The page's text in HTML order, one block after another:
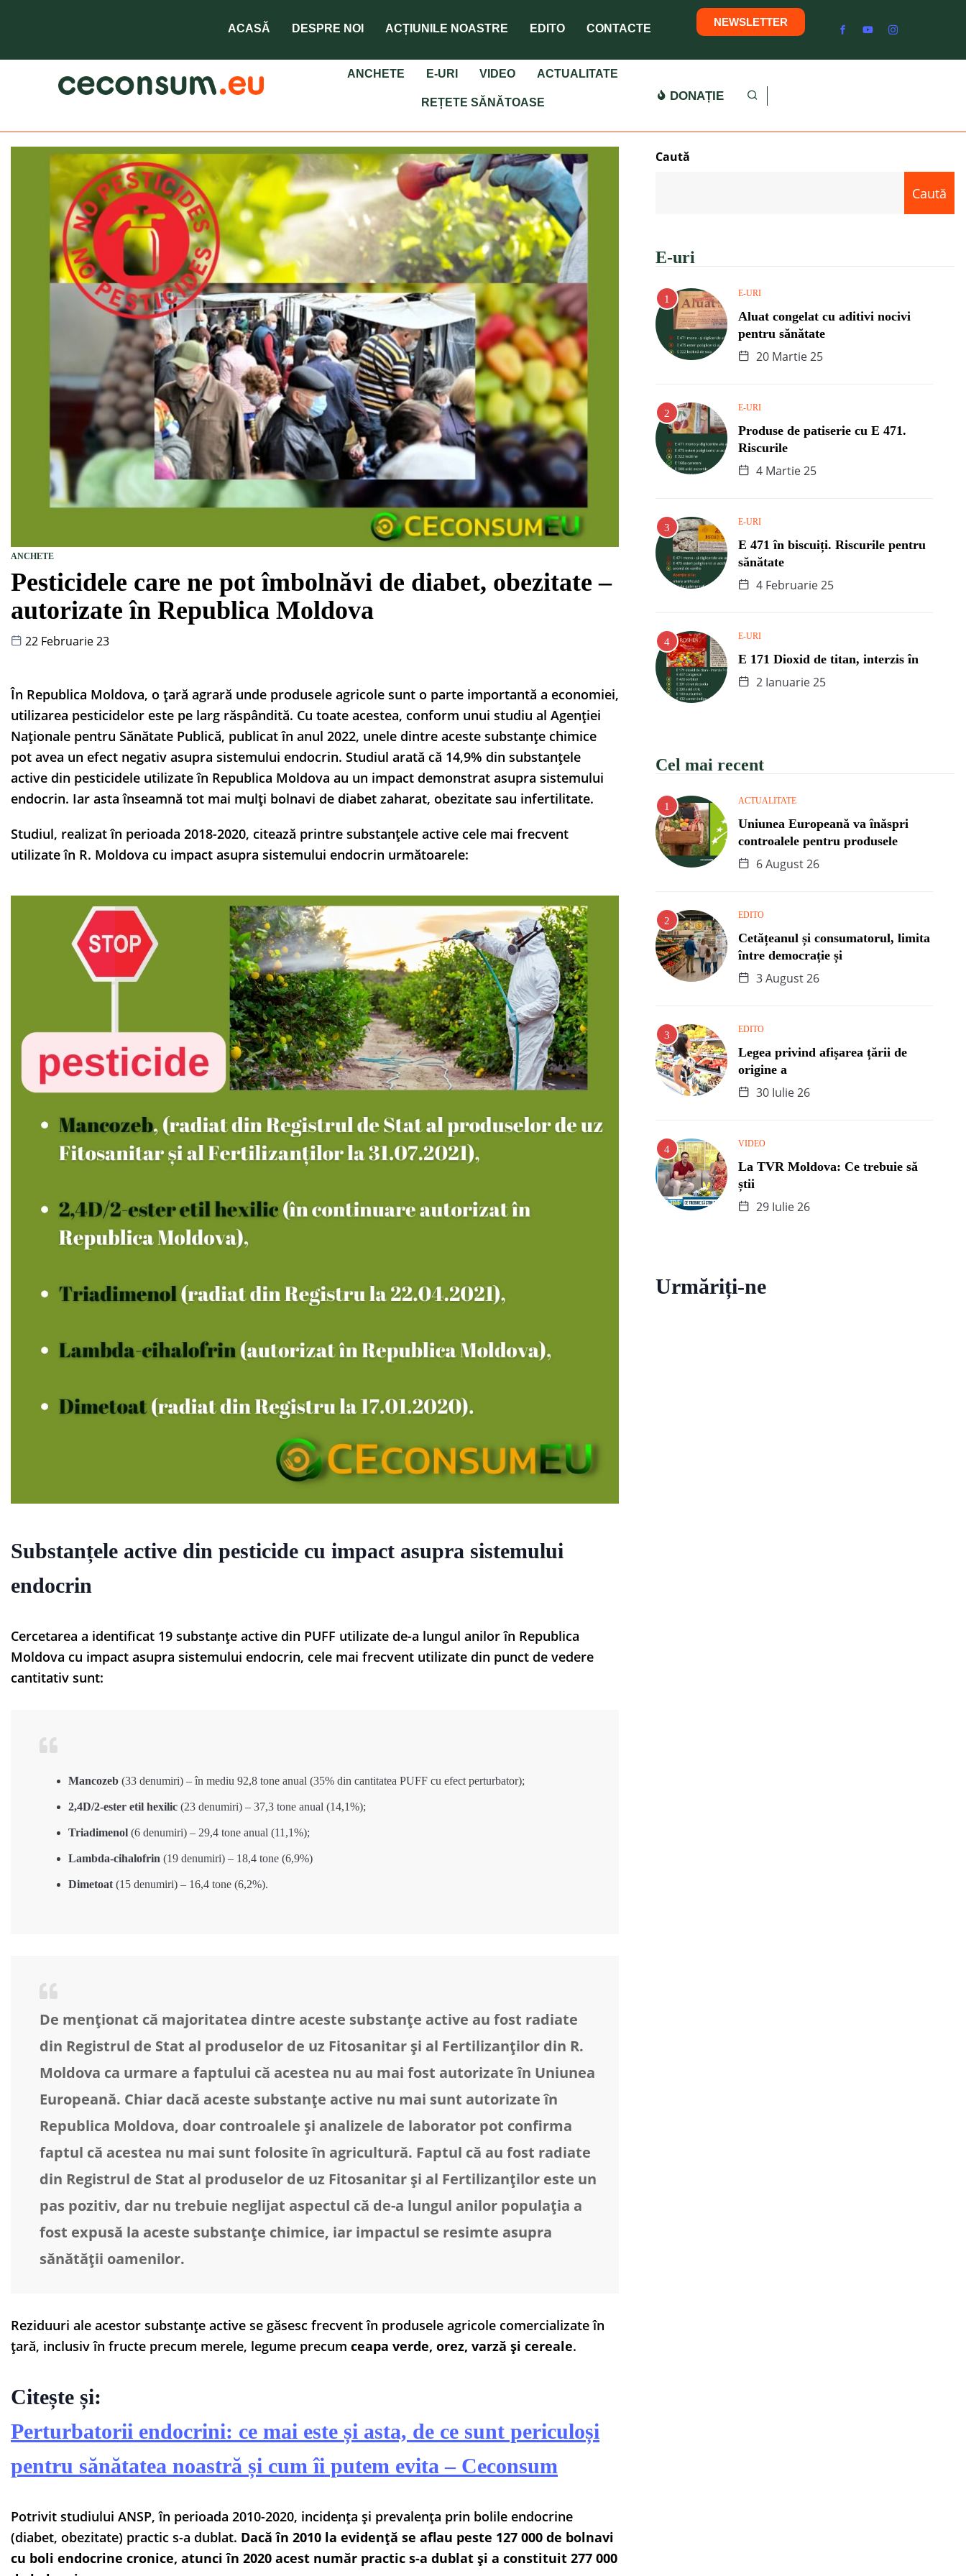
ACASĂ DESPRE NOI ACȚIUNILE NOASTRE EDITO CONTACTE
NEWSLETTER
ANCHETE E-URI VIDEO ACTUALITATE
REȚETE SĂNĂTOASE DONAȚIE
ANCHETE
Pesticidele care ne pot îmbolnăvi de diabet, obezitate –
autorizate în Republica Moldova
22 Februarie 23
În Republica Moldova, o țară agrară unde produsele agricole sunt o parte importantă a economiei,
utilizarea pesticidelor este pe larg răspândită. Cu toate acestea, conform unui studiu al Agenției
Naționale pentru Sănătate Publică, publicat în anul 2022, unele dintre aceste substanțe chimice
pot avea un efect negativ asupra sistemului endocrin. Studiul arată că 14,9% din substanțele
active din pesticidele utilizate în Republica Moldova au un impact demonstrat asupra sistemului
endocrin. Iar asta înseamnă tot mai mulți bolnavi de diabet zaharat, obezitate sau infertilitate.
Studiul, realizat în perioada 2018-2020, citează printre substanțele active cele mai frecvent
utilizate în R. Moldova cu impact asupra sistemului endocrin următoarele:
Substanțele active din pesticide cu impact asupra sistemului
endocrin
Cercetarea a identificat 19 substanțe active din PUFF utilizate de-a lungul anilor în Republica
Moldova cu impact asupra sistemului endocrin, cele mai frecvent utilizate din punct de vedere
cantitativ sunt:
Mancozeb (33 denumiri) – în mediu 92,8 tone anual (35% din cantitatea PUFF cu efect perturbator);
2,4D/2-ester etil hexilic (23 denumiri) – 37,3 tone anual (14,1%);
Triadimenol (6 denumiri) – 29,4 tone anual (11,1%);
Lambda-cihalofrin (19 denumiri) – 18,4 tone (6,9%)
Dimetoat (15 denumiri) – 16,4 tone (6,2%).
De menționat că majoritatea dintre aceste substanțe active au fost radiate
din Registrul de Stat al produselor de uz Fitosanitar și al Fertilizanților din R.
Moldova ca urmare a faptului că acestea nu au mai fost autorizate în Uniunea
Europeană. Chiar dacă aceste substanțe active nu mai sunt autorizate în
Republica Moldova, doar controalele și analizele de laborator pot confirma
faptul că acestea nu mai sunt folosite în agricultură. Faptul că au fost radiate
din Registrul de Stat al produselor de uz Fitosanitar și al Fertilizanților este un
pas pozitiv, dar nu trebuie neglijat aspectul că de-a lungul anilor populația a
fost expusă la aceste substanțe chimice, iar impactul se resimte asupra
sănătății oamenilor.
Reziduuri ale acestor substanțe active se găsesc frecvent în produsele agricole comercializate în
țară, inclusiv în fructe precum merele, legume precum ceapa verde, orez, varză și cereale.
Citește și:
Perturbatorii endocrini: ce mai este și asta, de ce sunt periculoși
pentru sănătatea noastră și cum îi putem evita – Ceconsum
Potrivit studiului ANSP, în perioada 2010-2020, incidența și prevalența prin bolile endocrine
(diabet, obezitate) practic s-a dublat. Dacă în 2010 la evidență se aflau peste 127 000 de bolnavi
cu boli endocrine cronice, atunci în 2020 acest număr practic s-a dublat și a constituit 277 000
Caută
Caută
E-uri
E-URI
Aluat congelat cu aditivi nocivi
pentru sănătate
20 Martie 25
E-URI
Produse de patiserie cu E 471.
Riscurile
4 Martie 25
E-URI
E 471 în biscuiți. Riscurile pentru
sănătate
4 Februarie 25
E-URI
E 171 Dioxid de titan, interzis în
2 Ianuarie 25
Cel mai recent
ACTUALITATE
Uniunea Europeană va înăspri
controalele pentru produsele
6 August 26
EDITO
Cetățeanul și consumatorul, limita
între democrație și
3 August 26
EDITO
Legea privind afișarea țării de
origine a
30 Iulie 26
VIDEO
La TVR Moldova: Ce trebuie să
știi
29 Iulie 26
Urmăriți-ne